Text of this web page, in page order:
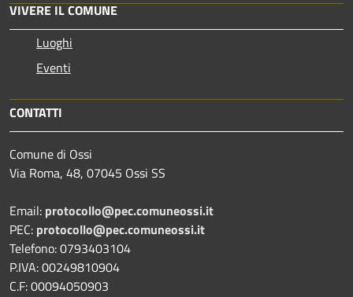
VIVERE IL COMUNE
Luoghi
Eventi
CONTATTI
Comune di Ossi
Via Roma, 48, 07045 Ossi SS
Email: protocollo@pec.comuneossi.it
PEC: protocollo@pec.comuneossi.it
Telefono: 0793403104
P.IVA: 00249810904
C.F: 00094050903